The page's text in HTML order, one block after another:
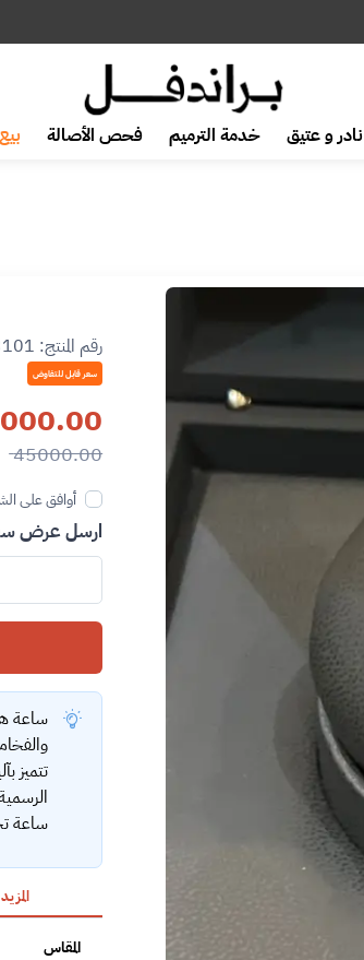
نادر و عتيق خدمة الترميم فحص الأصالة
رقم المنتج:
سعر قابل للتفاوض
45000.00
أوافق على
ارسل عرض
ساعة
تتميز
ساعة
المقاس